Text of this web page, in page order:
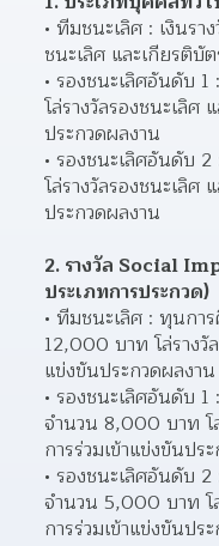
ทีมชนะเลิศ : เงินรา
ชนะเลิศ และเกียรติบั
รองชนะเลิศอันดับ
โล่รางวัลรองชนะเลิศ
ประกวดผลงาน
รองชนะเลิศอันดับ
โล่รางวัลรองชนะเลิศ
ประกวดผลงาน
2. รางวัล Social
ประเภทการประกวด)
ทีมชนะเลิศ : ทุนกา
12,000 บาท โล่รางวั
แข่งขันประกวดผลงาน
รองชนะเลิศอันดับ 1
จำนวน 8,000 บาท โ
การร่วมเข้าแข่งขันปร
รองชนะเลิศอันดับ 2
จำนวน 5,000 บาท โ
การร่วมเข้าแข่งขันปร